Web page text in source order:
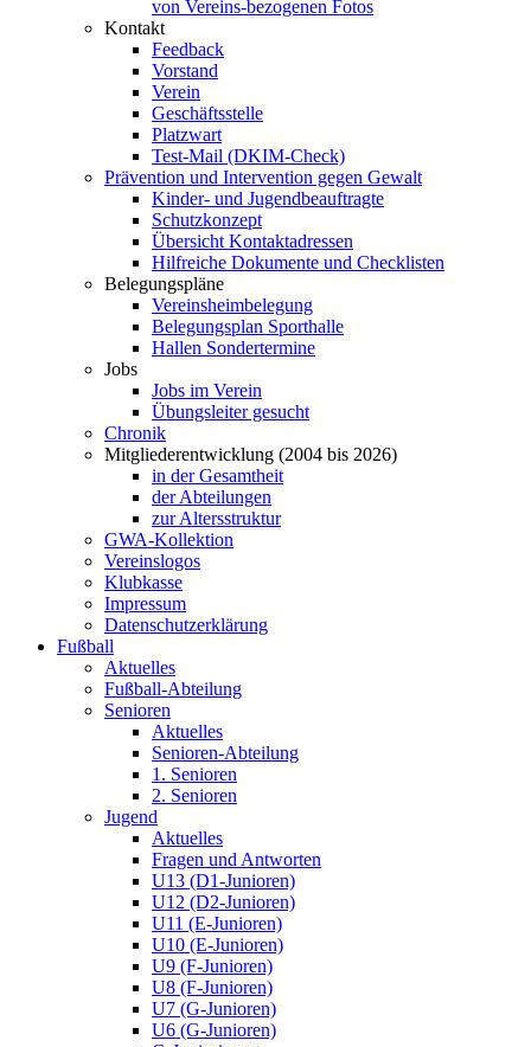
von Vereins-bezogenen Fotos
Kontakt
Feedback
Vorstand
Verein
Geschäftsstelle
Platzwart
Test-Mail (DKIM-Check)
Prävention und Intervention gegen Gewalt
Kinder- und Jugendbeauftragte
Schutzkonzept
Übersicht Kontaktadressen
Hilfreiche Dokumente und Checklisten
Belegungspläne
Vereinsheimbelegung
Belegungsplan Sporthalle
Hallen Sondertermine
Jobs
Jobs im Verein
Übungsleiter gesucht
Chronik
Mitgliederentwicklung (2004 bis 2026)
in der Gesamtheit
der Abteilungen
zur Altersstruktur
GWA-Kollektion
Vereinslogos
Klubkasse
Impressum
Datenschutzerklärung
Fußball
Aktuelles
Fußball-Abteilung
Senioren
Aktuelles
Senioren-Abteilung
1. Senioren
2. Senioren
Jugend
Aktuelles
Fragen und Antworten
U13 (D1-Junioren)
U12 (D2-Junioren)
U11 (E-Junioren)
U10 (E-Junioren)
U9 (F-Junioren)
U8 (F-Junioren)
U7 (G-Junioren)
U6 (G-Junioren)